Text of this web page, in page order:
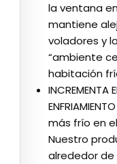
la ventana
mantiene
voladores y
“ambiente
habitación
INCREMENTA
más frío en
Nuestro
alrededor de